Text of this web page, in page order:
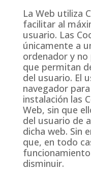
La Web utiliza
facilitar al
usuario. Las
únicamente a
ordenador y
que permitan
del usuario. El
navegador
instalación las
Web, sin que
del usuario de
dicha web. Sin
que, en todo
disminuir.